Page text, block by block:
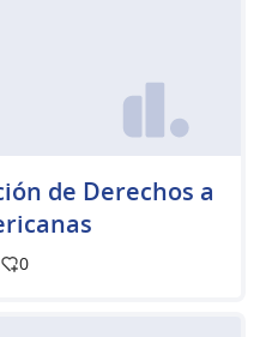
de Derechos a
0